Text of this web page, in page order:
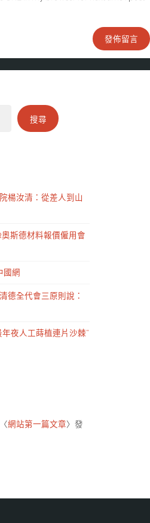
搜尋
楊汝清：從差人到山
斯德材料報價僱用會
國網
德全代會三原則說：
夜人工蒔植連片沙棘”
網站第一篇文章〉發